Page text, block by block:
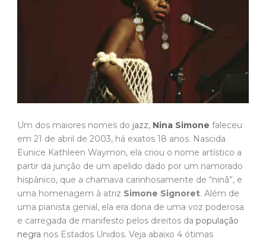
Um dos maiores nomes do jazz, Nina Simone faleceu
em 21 de abril de 2003, há exatos 18 anos. Nascida
Eunice Kathleen Waymon, ela criou o nome artístico a
partir da junção de um apelido dado por um namorado
hispânico, que a chamava carinhosamente de “ninã”, e
uma homenagem à atriz Simone Signoret. Além de
uma pianista genial, ela era dona de uma voz poderosa
e carregada de manifesto pelos direitos da população
negra nos Estados Unidos. Veja abaixo 4 ótimas